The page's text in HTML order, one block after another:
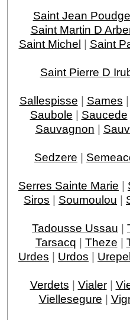
Saint Jean Poudge
Saint Martin D
Saint Michel | Saint
Saint Pierre D
Sallespisse | Sames |
Saubole | Saucede
Sauvagnon |
Sedzere |
Serres Sainte Marie |
Siros | Soumoulou |
Tadousse Ussau |
Tarsacq | Theze |
Urdes | Urdos | Urepel
Verdets | Vialer|
Viellesegure |